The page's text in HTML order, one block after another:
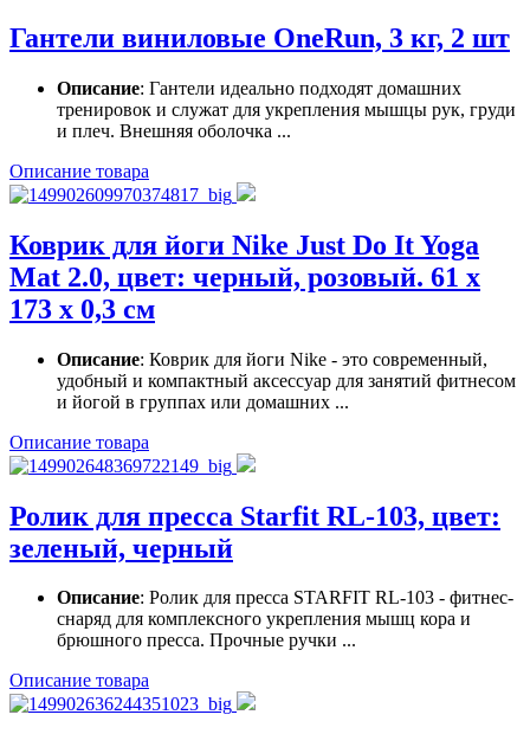
Гантели виниловые OneRun, 3 кг, 2 шт
Описание: Гантели идеально подходят домашних
тренировок и служат для укрепления мышцы рук, груди
и плеч. Внешняя оболочка ...
Описание товара
Коврик для йоги Nike Just Do It Yoga
Mat 2.0, цвет: черный, розовый. 61 х
173 х 0,3 см
Описание: Коврик для йоги Nike - это современный,
удобный и компактный аксессуар для занятий фитнесом
и йогой в группах или домашних ...
Описание товара
Ролик для пресса Starfit RL-103, цвет:
зеленый, черный
Описание: Ролик для пресса STARFIT RL-103 - фитнес-
снаряд для комплексного укрепления мышц кора и
брюшного пресса. Прочные ручки ...
Описание товара